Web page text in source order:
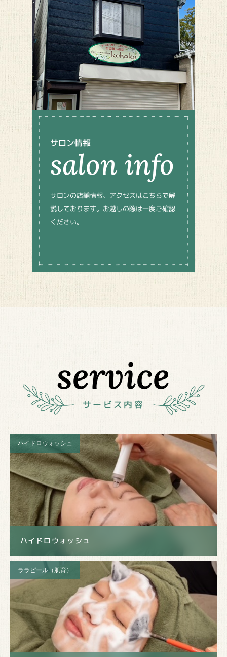
salon info
サロンの店舗情報、アクセスはこちらで解
説しております。お越しの際は一度ご確認
ください。
service
サービス内容
ハイドロウォッシュ
ハイドロウォッシュ
ララピール（肌育）